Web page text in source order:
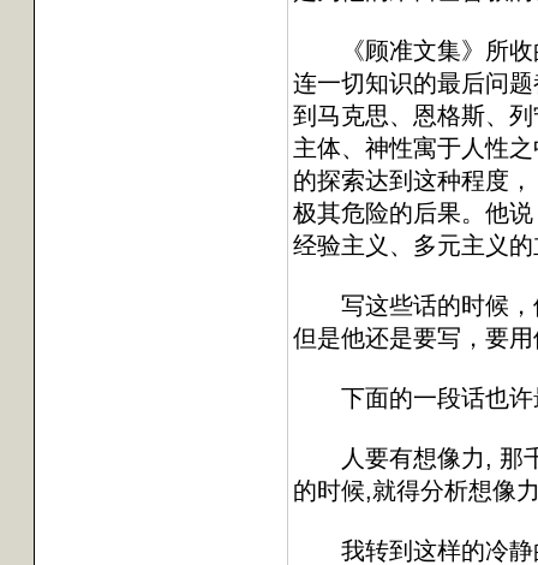
《顾准文集》所收的
连一切知识的最后问
到马克思、恩格斯、列
主体、神性寓于人性
的探索达到这种程度
极其危险的后果。他
经验主义、多元主义
写这些话的时候，他
但是他还是要写，要
下面的一段话也许
人要有想像力, 那千
的时候,就得分析想像
我转到这样的冷静